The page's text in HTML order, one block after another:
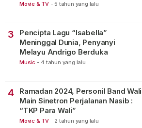
Movie & TV - 5 tahun yang lalu
3
Pencipta Lagu “Isabella”
Meninggal Dunia, Penyanyi
Melayu Andrigo Berduka
Music - 4 tahun yang lalu
4
Ramadan 2024, Personil Band Wali
Main Sinetron Perjalanan Nasib :
“TKP Para Wali”
Movie & TV - 2 tahun yang lalu